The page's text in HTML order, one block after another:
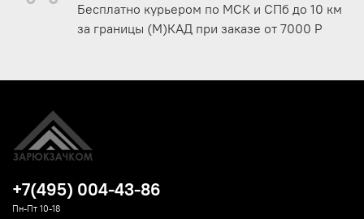
Бесплатно курьером по МСК и СПб до 10 км
за границы (М)КАД при заказе от 7000 Р
+7(495) 004-43-86
Пн-Пт 10-18